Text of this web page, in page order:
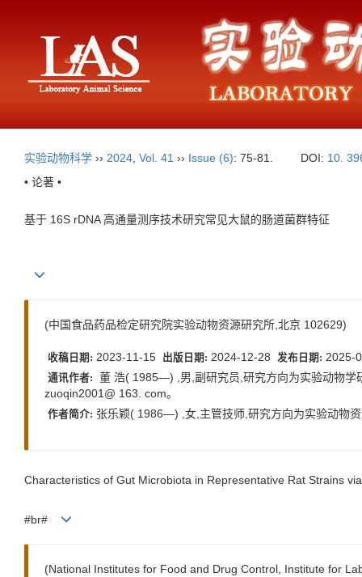
实验动物科学 ›› 2024 Vol. 41 ›› Issue (6): 75-81. DOI: 10.
• 论著 •
基于 16S rDNA 高通量测序技术研究常见大鼠的肠道菌群特征
(中国食品药品检定研究院实验动物资源研究所,北京 102629)
收稿日期: 2023-11-15 出版日期: 2024-12-28 发布日期: 2025-
通讯作者:
董 浩( 1985—) ,男,副研究员,研究方向为实验动物
zuoqin2001@ 163. com。
作者简介: 张乐颖( 1986—) ,女,主管技师,研究方向为实验动物
Characteristics of Gut Microbiota in Representative Rat Strains
#br#
(National Institutes for Food and Drug Control, Institute for